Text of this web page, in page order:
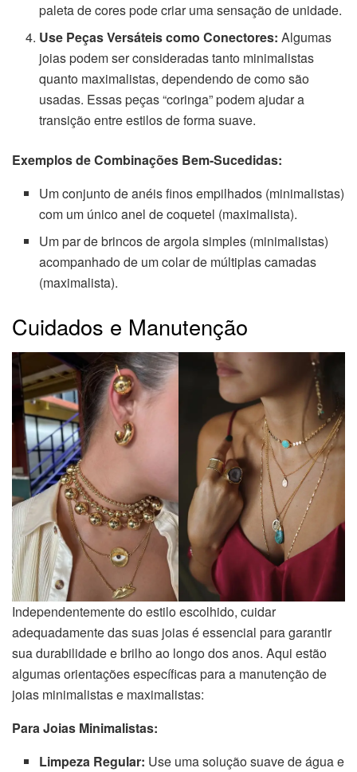
paleta de cores pode criar uma sensação de unidade.
Use Peças Versáteis como Conectores: Algumas
joias podem ser consideradas tanto minimalistas
quanto maximalistas, dependendo de como são
usadas. Essas peças “coringa” podem ajudar a
transição entre estilos de forma suave.
Exemplos de Combinações Bem-Sucedidas:
Um conjunto de anéis finos empilhados (minimalistas)
com um único anel de coquetel (maximalista).
Um par de brincos de argola simples (minimalistas)
acompanhado de um colar de múltiplas camadas
(maximalista).
Cuidados e Manutenção
Independentemente do estilo escolhido, cuidar
adequadamente das suas joias é essencial para garantir
sua durabilidade e brilho ao longo dos anos. Aqui estão
algumas orientações específicas para a manutenção de
joias minimalistas e maximalistas:
Para Joias Minimalistas:
Limpeza Regular: Use uma solução suave de água e